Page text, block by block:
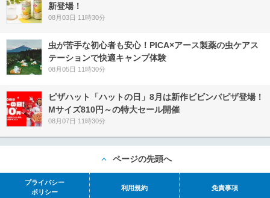
新登場！
08月03日 11時30分
虫が苦手な初心者も安心！PICA×アース製薬の虫ケアス
テーションで快適キャンプ体験
08月05日 11時30分
ピザハット「ハットの日」8月は新作ビビンバピザ登場！
Mサイズ810円～の特大セール開催
08月07日 11時30分
ページの先頭へ
プライバシー
ポリシー
利用規約 免責事項